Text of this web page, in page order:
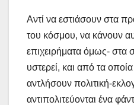
Αντί να εστιάσουν στα
του κόσμου, να κάνουν
επιχειρήματα όμως- στα
υστερεί, και από τα
αντλήσουν πολιτική-
αντιπολιτεύονται ένα